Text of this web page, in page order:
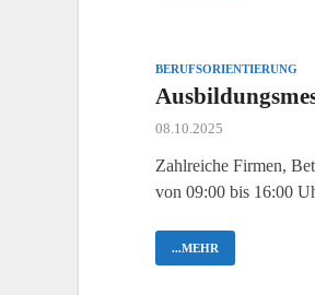
BERUFSORIENTIERUNG
08.10.2025
Zahlreiche Firmen,
von 09:00 bis 16:00
...MEHR